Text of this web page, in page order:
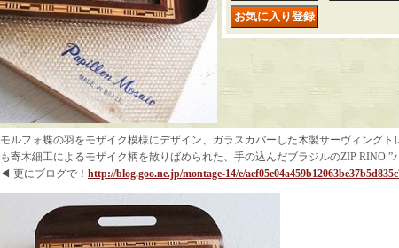
モルフォ蝶の羽をモザイク模様にデザイン、ガラスカバーした木製サーヴィングト
も寄木細工によるモザイク柄を散りばめられた、手の込んだブラジルのZIP RINO
◀ 更にブログで！ http://blog.goo.ne.jp/montage-14/e/